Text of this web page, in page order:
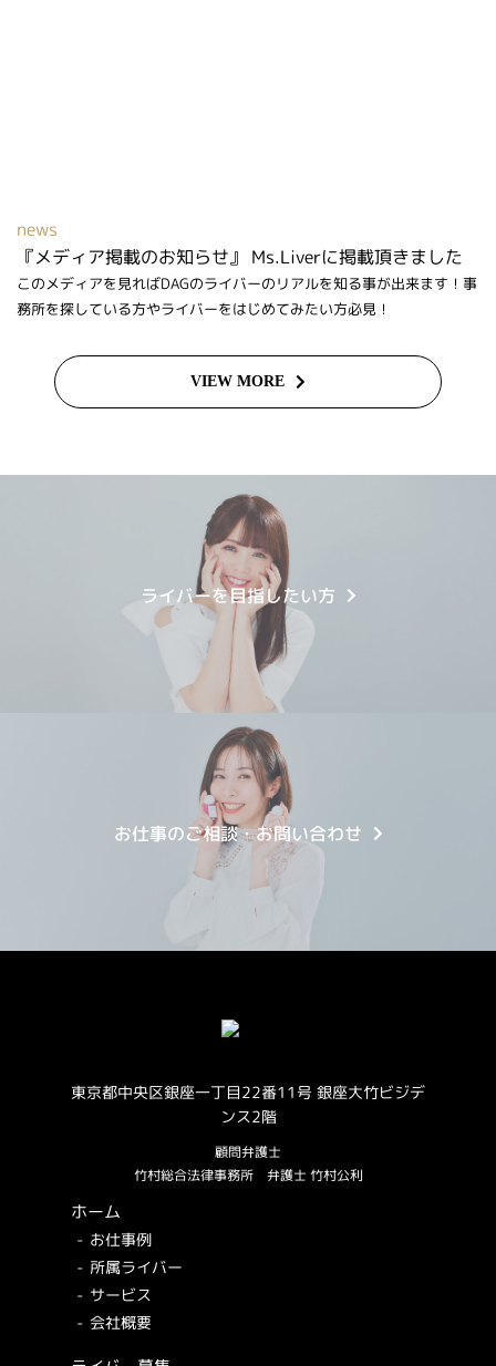
news
『メディア掲載のお知らせ』 Ms.Liverに掲載頂きました
このメディアを見ればDAGのライバーのリアルを知る事が出来ます！事
務所を探している方やライバーをはじめてみたい方必見！
VIEW MORE
ライバーを目指したい方
お仕事のご相談・お問い合わせ
東京都中央区銀座一丁目22番11号 銀座大竹ビジデ
ンス2階
顧問弁護士
竹村総合法律事務所 弁護士 竹村公利
ホーム
お仕事例
所属ライバー
サービス
会社概要